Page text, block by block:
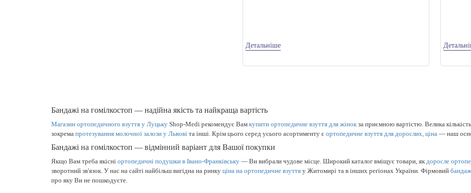
Детальніше
Бандажі на гомілкостоп — надійна якість та найкраща вартість
Магазин ортопедичного взуття у Луцьку Shop-Medi рекомендує Вам купити ортопедичне взуття для жінокза приємною вартістю. Велика
зокрема протезування молочної залози у Львові та інші. Крім цього серед усього асортименту є ортопедичне взуття для дорослих, ціна — наш
Бандажі на гомілкостоп — відмінний варіант для Вашої покупки
Якщо Вам треба якісні ортопедичні подушки в Івано-Франківську — Ви вибрали чудове місце. Широкий каталог вміщує товари, якдоросле
зворотний зв'язок. У нас на сайті найбільш вигідна на ринку ціна на ортопедичне взуття у Житомирі та в інших регіонах України. Фірмовий
про яку Ви не пошкодуєте.